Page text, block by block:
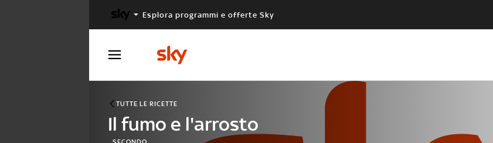
Esplora programmi e offerte Sky
TUTTE LE RICETTE
Il fumo e l'arrosto